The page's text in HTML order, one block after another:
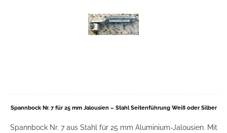
Spannbock Nr. 7 für 25 mm Jalousien – Stahl Seitenführung Weiß oder Silber
Spannbock Nr. 7 aus Stahl für 25 mm Aluminium-Jalousien. Mit